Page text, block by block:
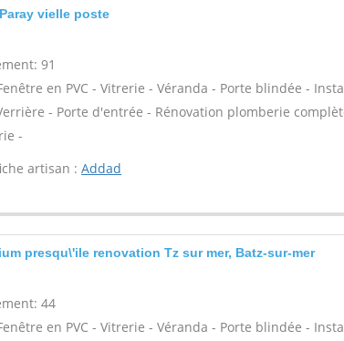
vielle poste
91
en PVC - Vitrerie - Véranda - Porte blindée -
- Porte d'entrée - Rénovation plomberie
-
artisan : Addad
presqu\'ile renovation Tz sur mer, Batz-sur-mer
44
en PVC - Vitrerie - Véranda - Porte blindée -